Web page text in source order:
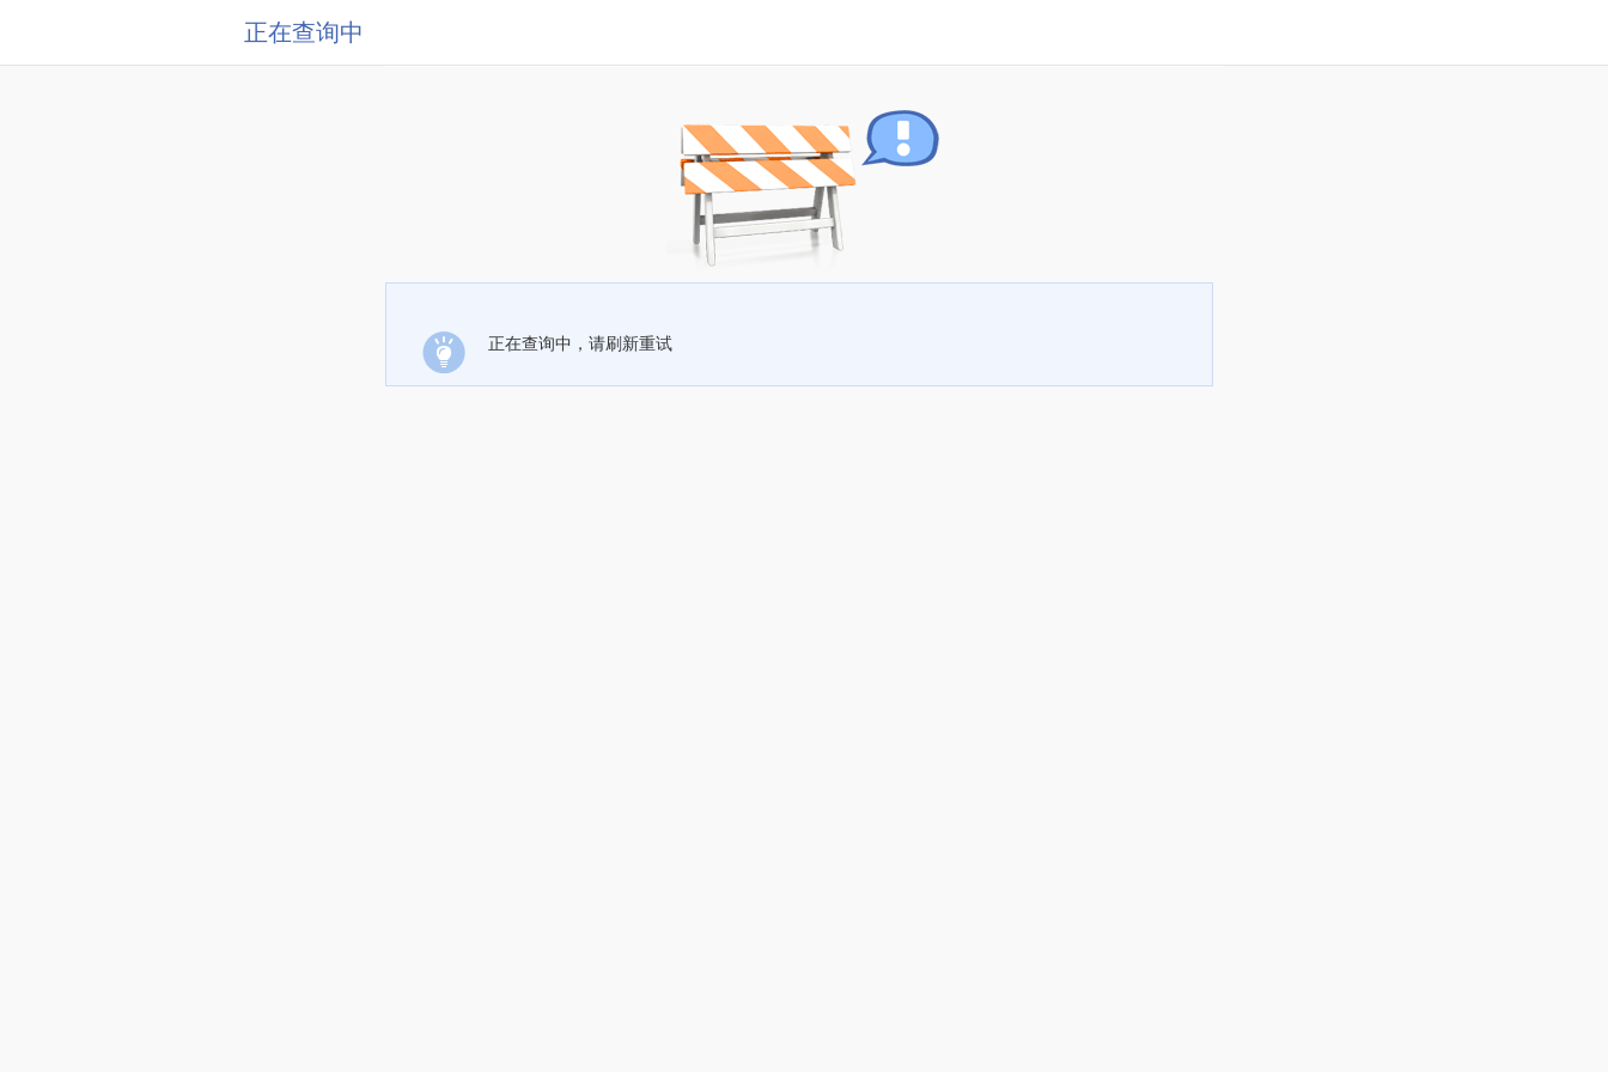
正在查询中
正在查询中，请刷新重试